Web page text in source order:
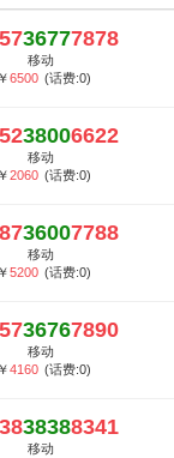
36777878
移动
￥6500 (话费:0)
38006622
移动
￥2060 (话费:0)
36007788
移动
￥5200 (话费:0)
36767890
移动
￥4160 (话费:0)
38388341
移动